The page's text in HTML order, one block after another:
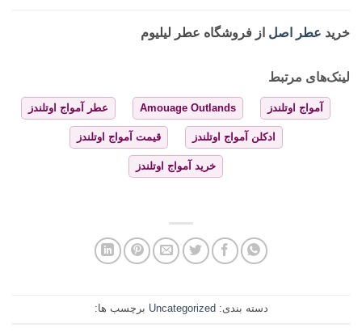
خرید عطر اصل از فروشگاه عطر لیلیوم
لینک‌های مرتبط
آمواج اوتلندز Amouage Outlands عطر آمواج اوتلندز
ادکلن آمواج اوتلندز قیمت آمواج اوتلندز
خرید آمواج اوتلندز
دسته بندی: Uncategorized برچسب ها: